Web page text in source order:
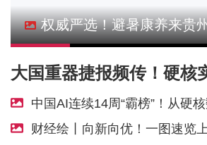
权威严选！避暑康养来贵
中国AI连续14周“霸榜”！从硬
财经绘丨向新向优！一图速览上